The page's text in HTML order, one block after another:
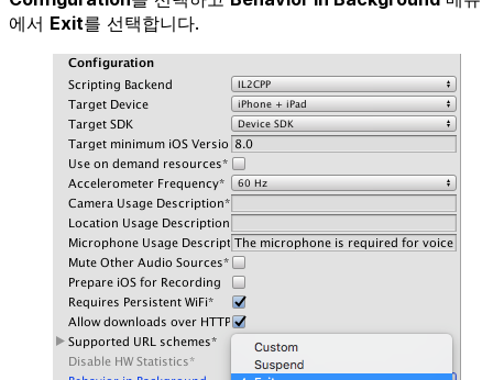
에서 Exit를 선택합니다.